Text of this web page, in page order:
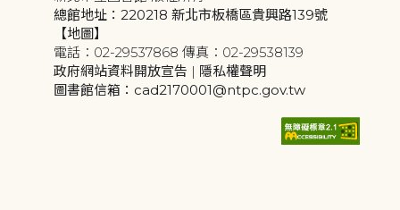
總館地址：220218 新北市板橋區貴興路139號
【地圖】
電話：02-29537868 傳真：02-29538139
政府網站資料開放宣告 | 隱私權聲明
圖書館信箱：cad2170001@ntpc.gov.tw